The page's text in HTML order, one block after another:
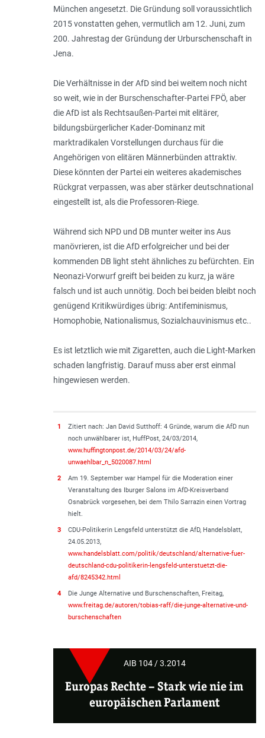
München angesetzt. Die Gründung soll voraussichtlich
2015 vonstatten gehen, vermutlich am 12. Juni, zum
200. Jahrestag der Gründung der Urburschenschaft in
Jena.
Die Verhältnisse in der AfD sind bei weitem noch nicht
so weit, wie in der Burschenschafter-Partei FPÖ, aber
die AfD ist als Rechtsaußen-Partei mit elitärer,
bildungsbürgerlicher Kader-Dominanz mit
marktradikalen Vorstellungen durchaus für die
Angehörigen von elitären Männerbünden attraktiv.
Diese könnten der Partei ein weiteres akademisches
Rückgrat verpassen, was aber stärker deutschnational
eingestellt ist, als die Professoren-Riege.
Während sich NPD und DB munter weiter ins Aus
manövrieren, ist die AfD erfolgreicher und bei der
kommenden DB light steht ähnliches zu befürchten. Ein
Neonazi-Vorwurf greift bei beiden zu kurz, ja wäre
falsch und ist auch unnötig. Doch bei beiden bleibt noch
genügend Kritikwürdiges übrig: Antifeminismus,
Homophobie, Nationalismus, Sozialchauvinismus etc..
Es ist letztlich wie mit Zigaretten, auch die Light-Marken
schaden langfristig. Darauf muss aber erst einmal
hingewiesen werden.
1
Zitiert nach: Jan David Sutthoff: 4 Gründe, warum die AfD nun
noch unwählbarer ist, HuffPost, 24/03/2014,
www.huffingtonpost.de/2014/03/24/afd-
unwaehlbar_n_5020087.html
2
Am 19. September war Hampel für die Moderation einer
Veranstaltung des Iburger Salons im AfD-Kreisverband
Osnabrück vorgesehen, bei dem Thilo Sarrazin einen Vortrag
hielt.
3
CDU-Politikerin Lengsfeld unterstützt die AfD, Handelsblatt,
24.05.2013,
www.handelsblatt.com/politik/deutschland/alternative-fuer-
deutschland-cdu-politikerin-lengsfeld-unterstuetzt-die-
afd/8245342.html
4
Die Junge Alternative und Burschenschaften, Freitag,
www.freitag.de/autoren/tobias-raff/die-junge-alternative-und-
burschenschaften
AIB 104 / 3.2014
Europas Rechte– Stark wie nie im
europäischen Parlament